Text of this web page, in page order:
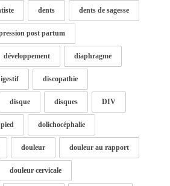
dents dents de sagesse
post partum
développement diaphragme
discopathie
disque disques DIV
dolichocéphalie
douleur douleur au rapport
douleur cervicale